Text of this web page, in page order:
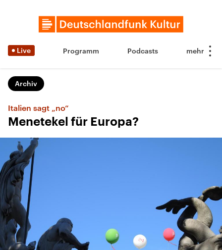
Live Programm Podcasts
Archiv
Italien sagt „no“
Menetekel für Europa?